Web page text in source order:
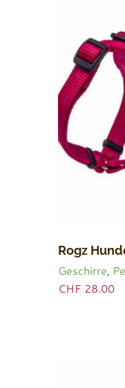
Rogz
Geschirre,
CHF 28.00